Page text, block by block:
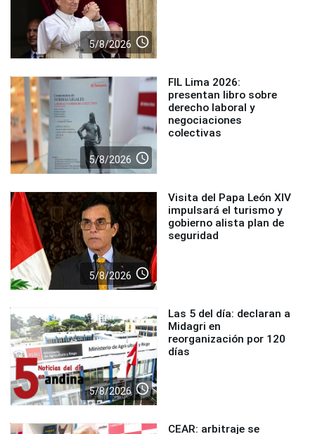
5/8/2026 access_time
5/8/2026 access_time
FIL Lima 2026:
presentan libro sobre
derecho laboral y
negociaciones
colectivas
5/8/2026 access_time
Visita del Papa León XIV
impulsará el turismo y
gobierno alista plan de
seguridad
5/8/2026 access_time
Las 5 del día: declaran a
Midagri en
reorganización por 120
días
CEAR: arbitraje se